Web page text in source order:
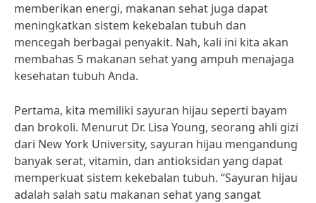
memberikan energi, makanan sehat juga dapat
meningkatkan sistem kekebalan tubuh dan
mencegah berbagai penyakit. Nah, kali ini kita akan
membahas 5 makanan sehat yang ampuh menajaga
kesehatan tubuh Anda.
Pertama, kita memiliki sayuran hijau seperti bayam
dan brokoli. Menurut Dr. Lisa Young, seorang ahli gizi
dari New York University, sayuran hijau mengandung
banyak serat, vitamin, dan antioksidan yang dapat
memperkuat sistem kekebalan tubuh. “Sayuran hijau
adalah salah satu makanan sehat yang sangat